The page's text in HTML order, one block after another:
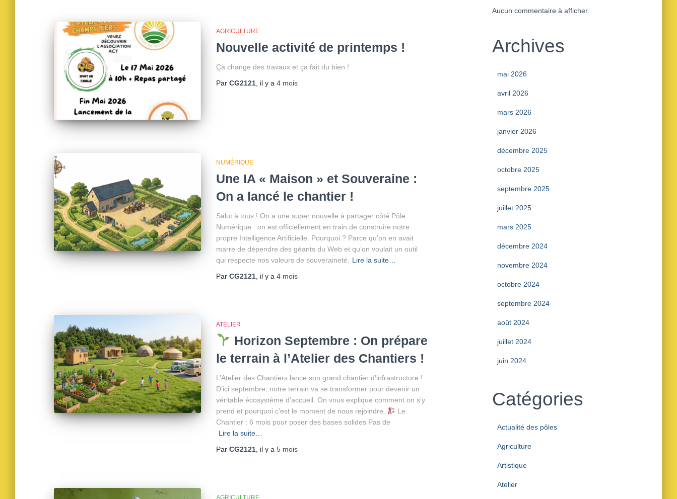
AGRICULTURE
Nouvelle activité de printemps !
Ça change des travaux et ça fait du bien !
ParCG2121 , il y a4 mois
NUMÉRIQUE
Une IA « Maison » et Souveraine :
On a lancé le chantier !
Salut à tous ! On a une super nouvelle à partager côté Pôle
Numérique : on est officiellement en train de construire notre
propre Intelligence Artificielle. Pourquoi ? Parce qu’on en avait
marre de dépendre des géants du Web et qu’on voulait un outil
qui respecte nos valeurs de souveraineté.
Lire la suite…
ParCG2121 , il y a4 mois
ATELIER
Horizon Septembre : On prépare
le terrain à l’Atelier des Chantiers !
L’Atelier des Chantiers lance son grand chantier d’infrastructure !
D’ici septembre, notre terrain va se transformer pour devenir un
véritable écosystème d’accueil. On vous explique comment on s’y
prend et pourquoi c’est le moment de nous rejoindre.
Le
Chantier : 6 mois pour poser des bases solides Pas de
Lire la suite…
ParCG2121 , il y a5 mois
AGRICULTURE
Aucun commentaire à afficher.
Archives
mai 2026
avril 2026
mars 2026
janvier 2026
décembre 2025
octobre 2025
septembre 2025
juillet 2025
mars 2025
décembre 2024
novembre 2024
octobre 2024
septembre 2024
août 2024
juillet 2024
juin 2024
Catégories
Actualité des pôles
Agriculture
Artistique
Atelier